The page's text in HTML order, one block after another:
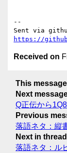
--
https://
Received on
This message
Next
Q正伝から
Previous
落語ネタ：縦
Next in thread
落語ネタ：ル